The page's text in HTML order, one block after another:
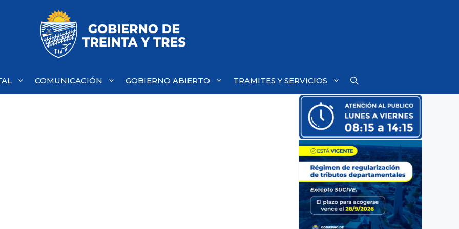
COMUNICACIÓN GOBIERNO ABIERTO TRAMITES Y SERVICIOS